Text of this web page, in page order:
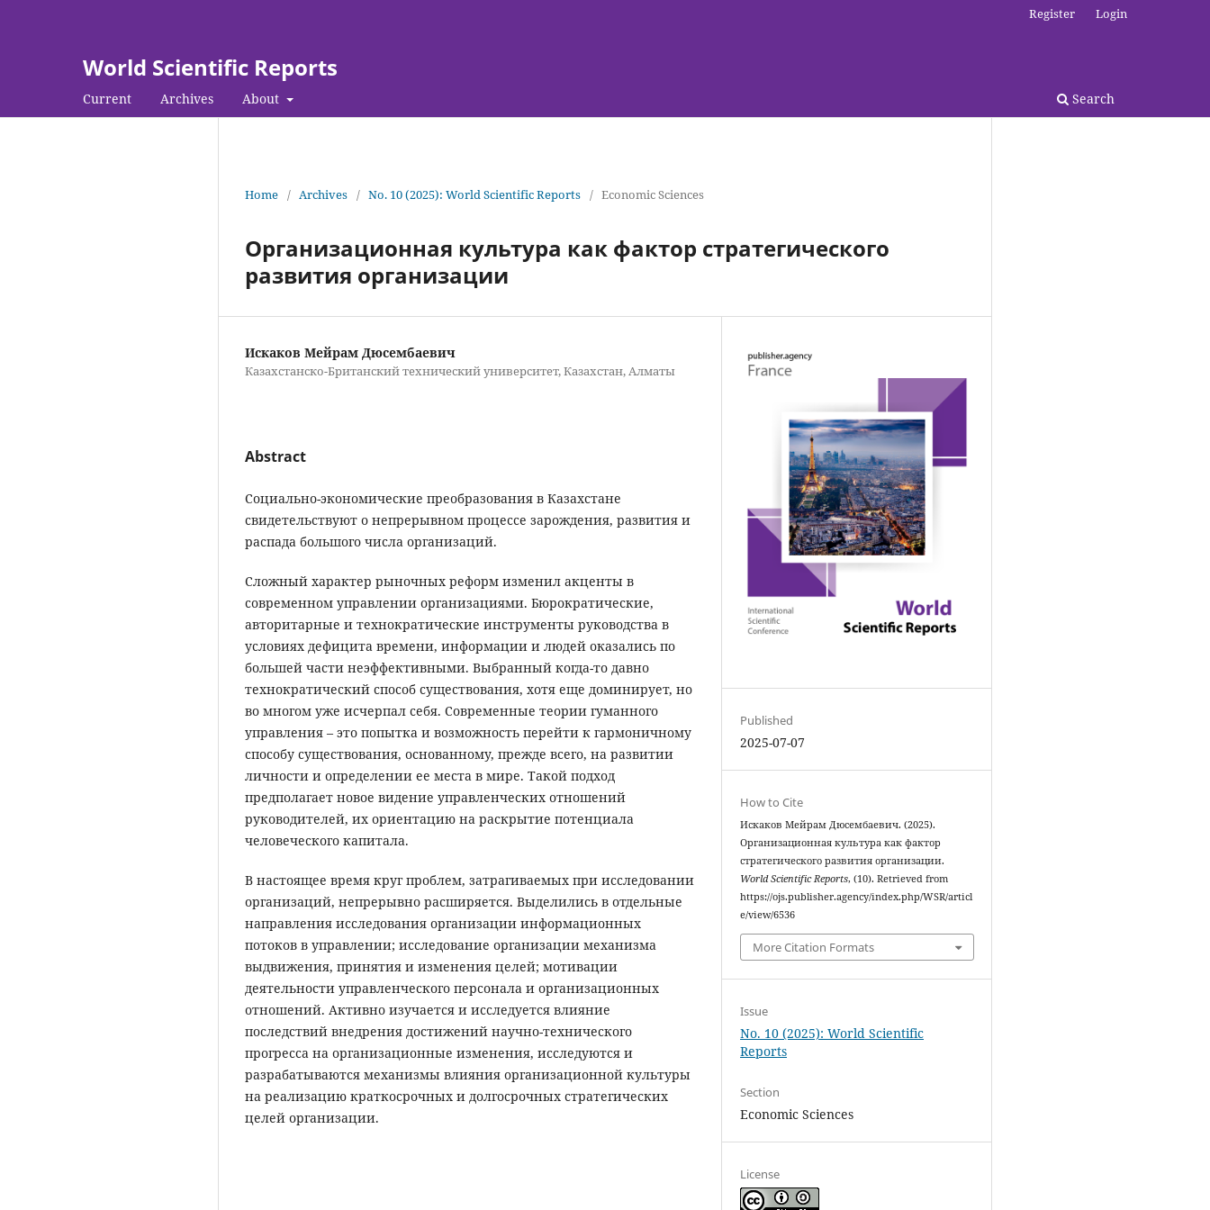
World Scientific Reports
Current Archives About Search
Register Login
Home / Archives / No. 10 (2025): World Scientific Reports / Economic Sciences
Организационная культура как фактор стратегического
развития организации
Искаков Мейрам Дюсембаевич
Казахстанско-Британский технический университет, Казахстан, Алматы
Abstract
Социально-экономические преобразования в Казахстане
свидетельствуют о непрерывном процессе зарождения, развития и
распада большого числа организаций.
Сложный характер рыночных реформ изменил акценты в
современном управлении организациями. Бюрократические,
авторитарные и технократические инструменты руководства в
условиях дефицита времени, информации и людей оказались по
большей части неэффективными. Выбранный когда-то давно
технократический способ существования, хотя еще доминирует, но
во многом уже исчерпал себя. Современные теории гуманного
управления – это попытка и возможность перейти к гармоничному
способу существования, основанному, прежде всего, на развитии
личности и определении ее места в мире. Такой подход
предполагает новое видение управленческих отношений
руководителей, их ориентацию на раскрытие потенциала
человеческого капитала.
В настоящее время круг проблем, затрагиваемых при исследовании
организаций, непрерывно расширяется. Выделились в отдельные
направления исследования организации информационных
потоков в управлении; исследование организации механизма
выдвижения, принятия и изменения целей; мотивации
деятельности управленческого персонала и организационных
отношений. Активно изучается и исследуется влияние
последствий внедрения достижений научно-технического
прогресса на организационные изменения, исследуются и
разрабатываются механизмы влияния организационной культуры
на реализацию краткосрочных и долгосрочных стратегических
целей организации.
Published
2025-07-07
How to Cite
Искаков Мейрам Дюсембаевич. (2025).
Организационная культура как фактор
стратегического развития организации.
World Scientific Reports, (10). Retrieved from
https://ojs.publisher.agency/index.php/WSR/articl
e/view/6536
More Citation Formats
Issue
No. 10 (2025): World Scientific
Reports
Section
Economic Sciences
License